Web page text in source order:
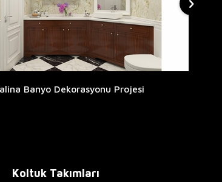
Banyo Dekorasyonu Projesi
Koltuk Takımları